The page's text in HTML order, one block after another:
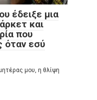
έδειξε μια
και
που
όταν εσύ
μου, η θλίψη